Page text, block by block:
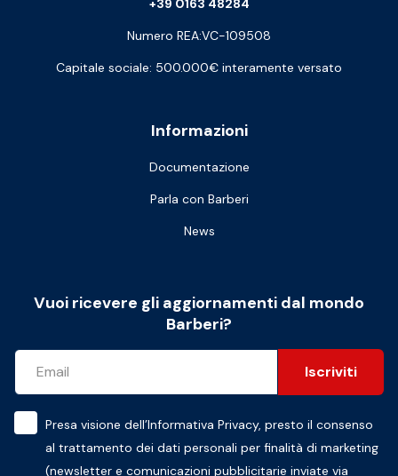
Informazioni
Documentazione
Parla con Barberi
News
+39 0163 48284
Numero REA:VC-109508
Capitale sociale: 500.000€ interamente versato
Vuoi ricevere gli aggiornamenti dal mondo
Barberi?
Iscriviti
Presa visione dell’Informativa Privacy, presto il consenso
al trattamento dei dati personali per finalità di marketing
(newsletter e comunicazioni pubblicitarie inviate via